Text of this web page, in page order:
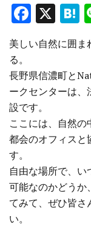
F
a
ce
b
o
o
k
X
at
e
a
美しい自然に囲ま
る。
長野県信濃町と
ークセンターは
設です。
ここには、自然の
都会のオフィスと
す。
自由な場所で、
可能なのかどうか
てみて、ぜひ皆さ
い。